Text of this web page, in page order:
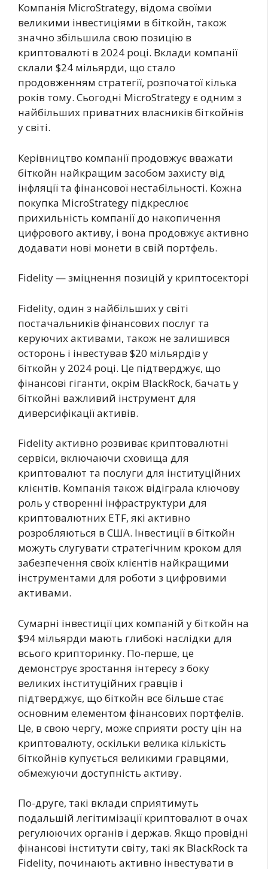
Компанія MicroStrategy, відома своїми
великими інвестиціями в біткойн, також
значно збільшила свою позицію в
криптовалюті в 2024 році. Вклади компанії
склали $24 мільярди, що стало
продовженням стратегії, розпочатої кілька
років тому. Сьогодні MicroStrategy є одним з
найбільших приватних власників біткойнів
у світі.
Керівництво компанії продовжує вважати
біткойн найкращим засобом захисту від
інфляції та фінансової нестабільності. Кожна
покупка MicroStrategy підкреслює
прихильність компанії до накопичення
цифрового активу, і вона продовжує активно
додавати нові монети в свій портфель.
Fidelity — зміцнення позицій у криптосекторі
Fidelity, один з найбільших у світі
постачальників фінансових послуг та
керуючих активами, також не залишився
осторонь і інвестував $20 мільярдів у
біткойн у 2024 році. Це підтверджує, що
фінансові гіганти, окрім BlackRock, бачать у
біткойні важливий інструмент для
диверсифікації активів.
Fidelity активно розвиває криптовалютні
сервіси, включаючи сховища для
криптовалют та послуги для інституційних
клієнтів. Компанія також відіграла ключову
роль у створенні інфраструктури для
криптовалютних ETF, які активно
розробляються в США. Інвестиції в біткойн
можуть слугувати стратегічним кроком для
забезпечення своїх клієнтів найкращими
інструментами для роботи з цифровими
активами.
Сумарні інвестиції цих компаній у біткойн на
$94 мільярди мають глибокі наслідки для
всього крипторинку. По-перше, це
демонструє зростання інтересу з боку
великих інституційних гравців і
підтверджує, що біткойн все більше стає
основним елементом фінансових портфелів.
Це, в свою чергу, може сприяти росту цін на
криптовалюту, оскільки велика кількість
біткойнів купується великими гравцями,
обмежуючи доступність активу.
По-друге, такі вклади сприятимуть
подальшій легітимізації криптовалют в очах
регулюючих органів і держав. Якщо провідні
фінансові інститути світу, такі як BlackRock та
Fidelity, починають активно інвестувати в